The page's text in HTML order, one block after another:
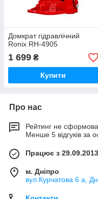
Домкрат гідравлічний
Ronix RH-4905
1 699 ₴
Купити
Про нас
Рейтинг не
Менше 5 відгуків за
Працює з 29.09.2013
м. Дніпро
вул.Курчатова 6 а,